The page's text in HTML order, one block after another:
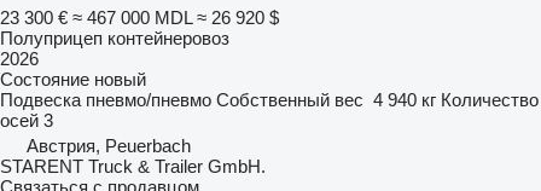
23 300 € ≈ 467 000 MDL ≈ 26 920 $
Полуприцеп контейнеровоз
2026
Состояние новый
Подвеска пневмо/пневмо Собственный вес 4 940 кг Количество
осей 3
Австрия, Peuerbach
STARENT Truck & Trailer GmbH.
Связаться с продавцом